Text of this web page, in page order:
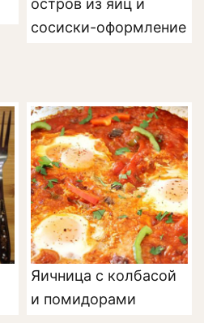
остров из яиц и
сосиски-оформление
Яичница с колбасой
и помидорами